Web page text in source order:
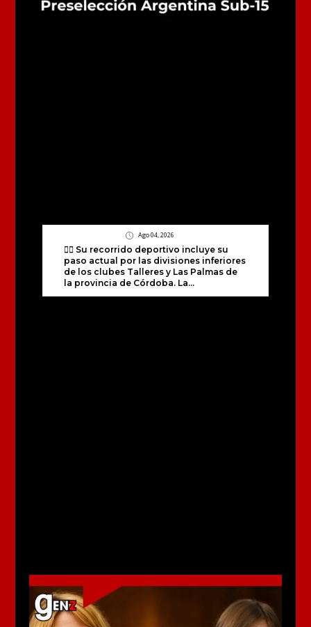
Ago 04, 2026
🏃‍♂️ Su recorrido deportivo incluye su
paso actual por las divisiones inferiores
de los clubes Talleres y Las Palmas de
la provincia de Córdoba. La...